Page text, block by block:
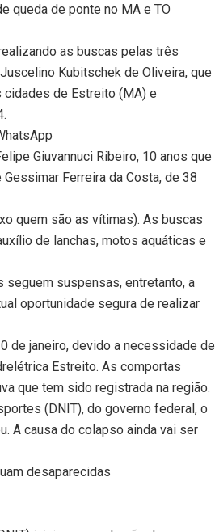
queda de ponte no MA e TO
as buscas pelas três
Kubitschek de Oliveira, que
cidades de Estreito (MA) e
Giuvannuci Ribeiro, 10 anos que
Ferreira da Costa, de 38
quem são as vítimas). As buscas
de lanchas, motos aquáticas e
seguem suspensas, entretanto, a
oportunidade segura de realizar
de janeiro, devido a necessidade de
Estreito. As comportas
que tem sido registrada na região.
(DNIT), do governo federal, o
A causa do colapso ainda vai ser
desaparecidas